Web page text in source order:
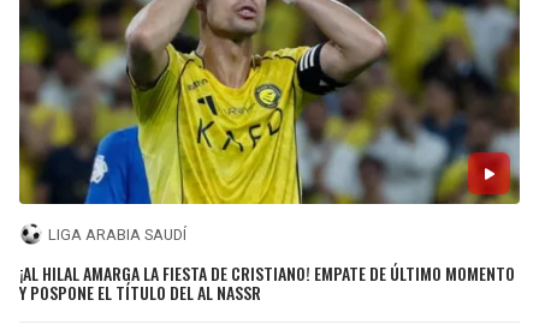
LIGA ARABIA SAUDÍ
¡AL HILAL AMARGA LA FIESTA DE CRISTIANO! EMPATE DE ÚLTIMO MOMENTO
Y POSPONE EL TÍTULO DEL AL NASSR